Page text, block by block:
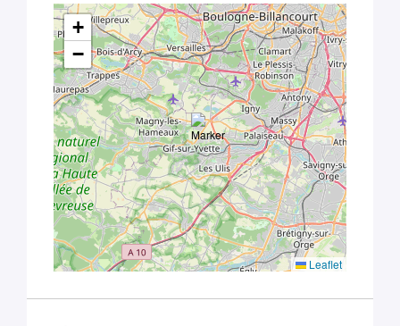
+
−
Leaflet